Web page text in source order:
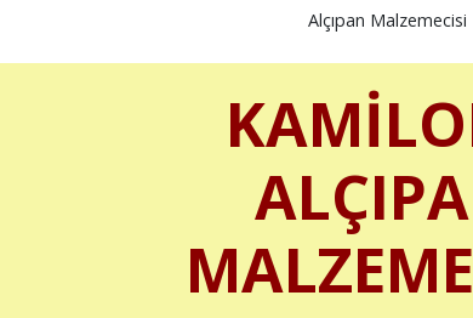
Alçıpan Malzemecisi